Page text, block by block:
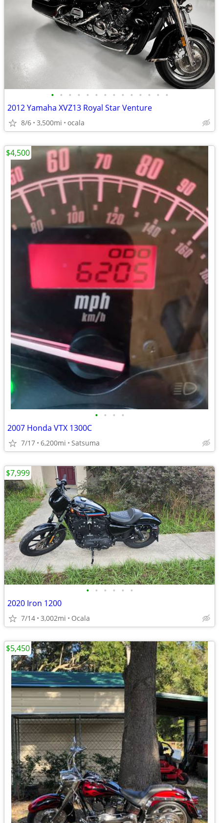
• • • • • • • • • • • • • •
2012 Yamaha XVZ13 Royal Star Venture
8/6 3,500mi ocala
• • • •
2007 Honda VTX 1300C
7/17 6,200mi Satsuma
$4,500
• • • • • •
2020 Iron 1200
7/14 3,002mi Ocala
$7,999
$5,450